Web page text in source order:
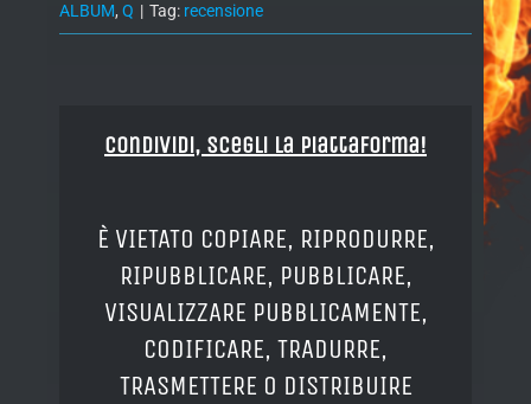
ALBUM, Q | Tag: recensione
Condividi, Scegli la piattaforma!
È VIETATO COPIARE, RIPRODURRE,
RIPUBBLICARE, PUBBLICARE,
VISUALIZZARE PUBBLICAMENTE,
CODIFICARE, TRADURRE,
TRASMETTERE O DISTRIBUIRE